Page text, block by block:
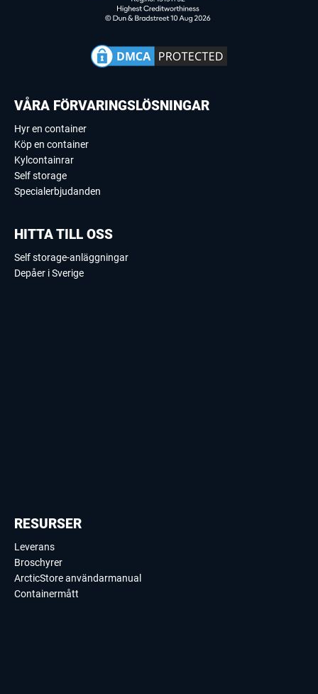
VÅRA FÖRVARINGSLÖSNINGAR
Hyr en container
Köp en container
Kylcontainrar
Self storage
Specialerbjudanden
HITTA TILL OSS
Self storage-anläggningar
Depåer i Sverige
RESURSER
Leverans
Broschyrer
ArcticStore användarmanual
Containermått